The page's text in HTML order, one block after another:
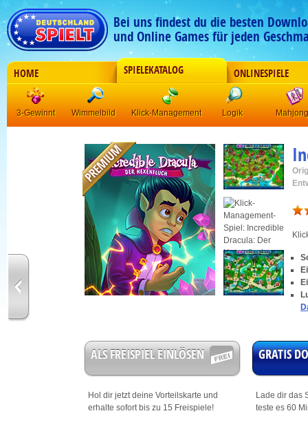
Bei uns findest du die besten
und Online Games für jeden
HOME SPIELEKATALOG ONLINESPIELE
3-Gewinnt Wimmelbild Klick-Management Logik Mahjong
ALS FREISPIEL EINLÖSEN
Hol dir jetzt deine Vorteilskarte und
erhalte sofort bis zu 15 Freispiele!
GRATIS
Lade dir das
teste es 60